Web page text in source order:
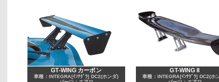
GT-WING カーボン
車種：INTEGRA[ｲﾝﾃｸﾞﾗ] DC2(ホンダ)
GT-WING II
車種：INTEGRA[ｲﾝﾃｸﾞﾗ] DC2(ホ